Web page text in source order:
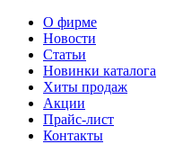
О фирме
Новости
Статьи
Новинки каталога
Хиты продаж
Акции
Прайс-лист
Контакты